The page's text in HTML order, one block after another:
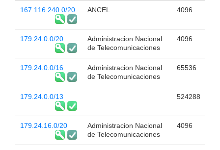
167.116.240.0/20 ANCEL 4096
179.24.0.0/20
Administracion Nacional
de Telecomunicaciones
4096
179.24.0.0/16
Administracion Nacional
de Telecomunicaciones
65536
179.24.0.0/13 524288
179.24.16.0/20
Administracion Nacional
de Telecomunicaciones
4096